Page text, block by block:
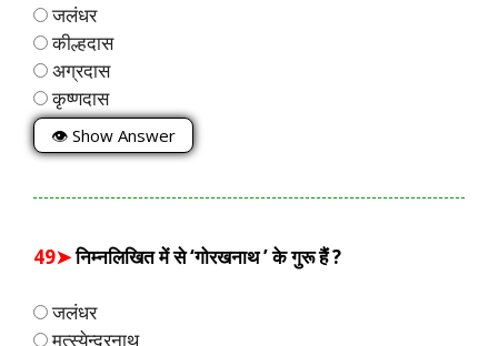
जलंधर
कील्हदास
अग्रदास
कृष्णदास
👁 Show Answer
49➤निम्नलिखित में से ‘गोरखनाथ ’ के गुरू हैं ?
जलंधर
मत्स्येन्द्रनाथ